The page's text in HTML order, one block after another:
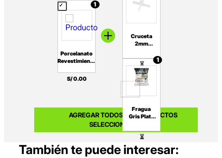
1
Porcelanato
Revestimiento
Himalaya
Calacatta
S/0.00
Cruceta
2mm
unid
Nefusac
1
Fragua
Gris Plata
Premium
1Kg
Appolo
AGREGAR TODOS LOS PRODUCTOS
SELECCIONADOS